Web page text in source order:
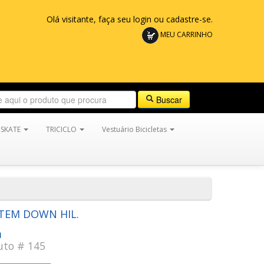
Olá visitante, faça seu login ou cadastre-se.
MEU CARRINHO
Buscar
SKATE TRICICLO Vestuário Bicicletas
DOWN HIL.
# 145